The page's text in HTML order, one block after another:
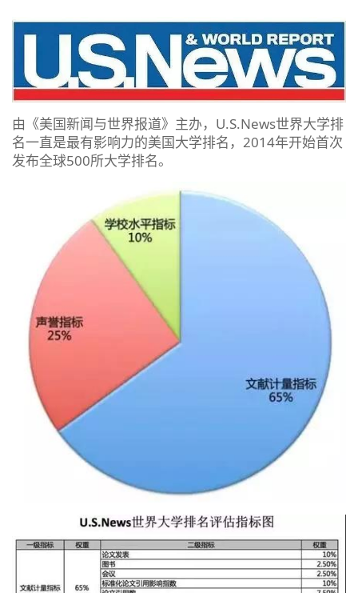
由《美国新闻与世界报道》主办，U.S.News世界大学排
名一直是最有影响力的美国大学排名，2014年开始首次
发布全球500所大学排名。